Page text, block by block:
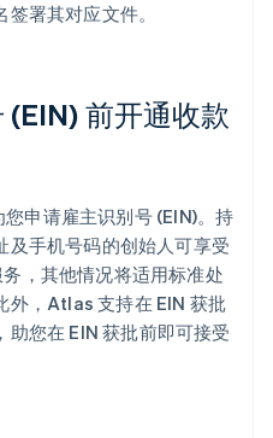
署其对应文件。
前开通收款
申请雇主识别号 (EIN)。持
及手机号码的创始人可享受
，其他情况将适用标准处
外，Atlas 支持在 EIN 获批
您在 EIN 获批前即可接受